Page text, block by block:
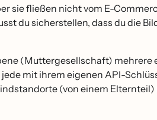
sie fließen nicht vom E-
du sicherstellen, dass du die
(Muttergesellschaft) mehrere
mit ihrem eigenen API-
(von einem